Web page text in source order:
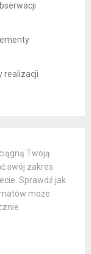
realizacji
Twoją
swój zakres
Sprawdź jak
może